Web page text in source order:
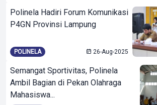
Polinela Hadiri Forum Komunikasi
P4GN Provinsi Lampung
POLINELA 26-Aug-2025
Semangat Sportivitas, Polinela
Ambil Bagian di Pekan Olahraga
Mahasiswa...